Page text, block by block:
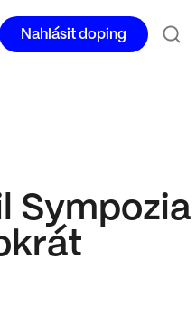
Nahlásit doping
Sympozia